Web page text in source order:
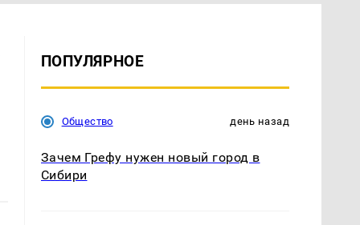
ПОПУЛЯРНОЕ
Общество день назад
Зачем Грефу нужен новый город в
Сибири